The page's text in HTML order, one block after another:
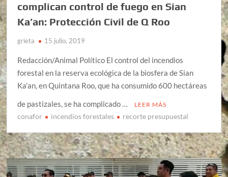
complican control de fuego en Sian
Ka’an: Protección Civil de Q Roo
grieta 15 julio, 2019
Redacción/Animal Político El control del incendios
forestal en la reserva ecológica de la biosfera de Sian
Ka’an, en Quintana Roo, que ha consumido 600 hectáreas
de pastizales, se ha complicado …
LEER MÁS
conafor incendios forestales recorte presupuestal